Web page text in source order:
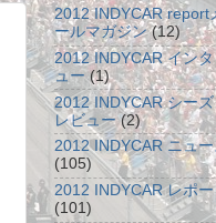
2012 INDYCAR report
ールマガジン (12)
2012 INDYCAR インタ
ュー (1)
2012 INDYCAR シーズ
レビュー (2)
2012 INDYCAR ニュー
(105)
2012 INDYCAR レポー
(101)